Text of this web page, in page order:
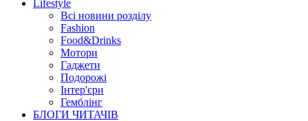
Lifestyle
Всі новини розділу
Fashion
Food&Drinks
Мотори
Гаджети
Подорожі
Інтер'єри
Гемблінг
БЛОГИ ЧИТАЧІВ